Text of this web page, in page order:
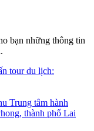
bạn những thông tin
tour du lịch:
Trung tâm hành
thành phố Lai